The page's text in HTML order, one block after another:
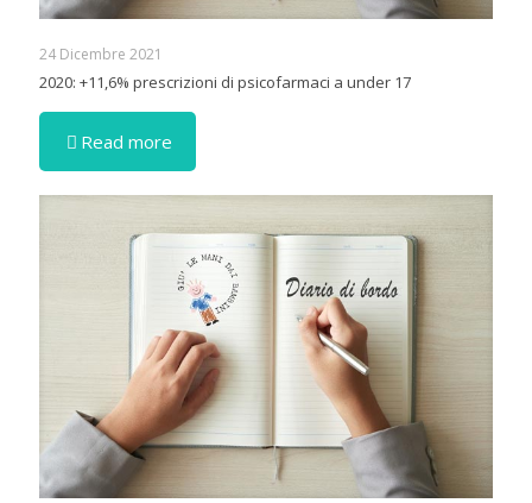
24 Dicembre 2021
2020: +11,6% prescrizioni di psicofarmaci a under 17
Read more